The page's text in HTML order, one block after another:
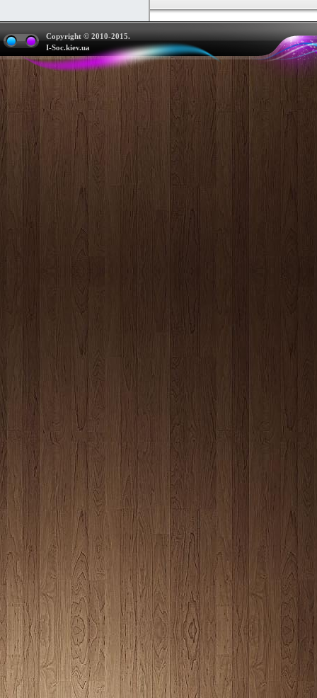
Copyright © 2010-2015.
I-Soc.kiev.ua